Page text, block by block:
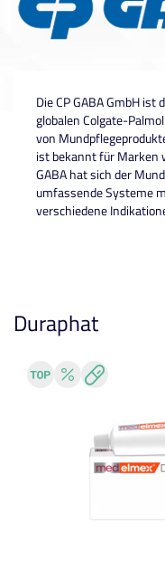
Die CP GABA GmbH
globalen Colgate-
von
ist bekannt für Marken
GABA hat sich der
umfassende Systeme
verschiedene
Duraphat